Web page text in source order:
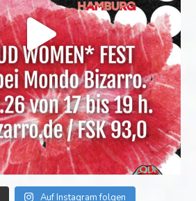
Auf Instagram folgen